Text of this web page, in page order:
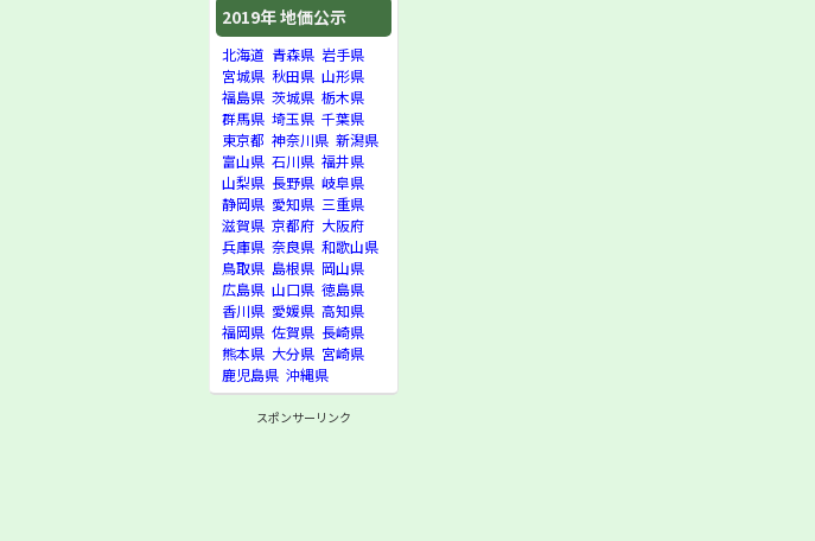
2019年 地価公示
北海道 青森県 岩手県
宮城県 秋田県 山形県
福島県 茨城県 栃木県
群馬県 埼玉県 千葉県
東京都 神奈川県 新潟県
富山県 石川県 福井県
山梨県 長野県 岐阜県
静岡県 愛知県 三重県
滋賀県 京都府 大阪府
兵庫県 奈良県 和歌山県
鳥取県 島根県 岡山県
広島県 山口県 徳島県
香川県 愛媛県 高知県
福岡県 佐賀県 長崎県
熊本県 大分県 宮崎県
鹿児島県 沖縄県
スポンサーリンク